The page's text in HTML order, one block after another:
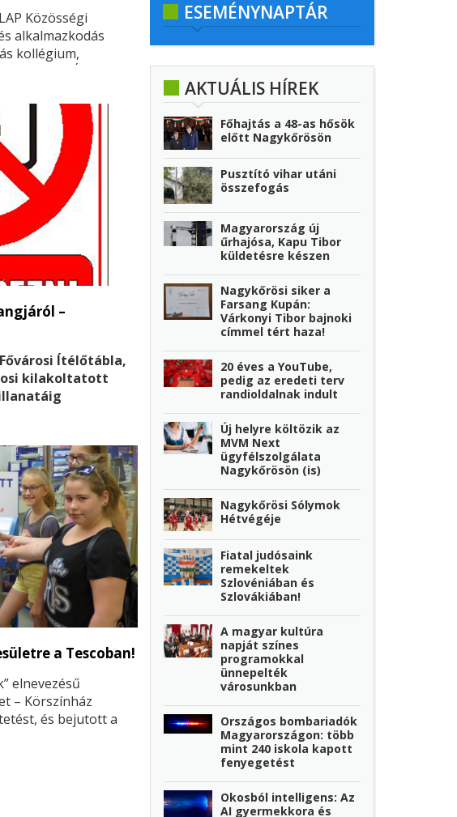
Közösségi
alkalmazkodás
kollégium,
egyszerűsített
NEA-20-EG
–
Ítélőtábla,
kilakoltatott
Eszter az
is, aki mindezt
szerk.)
a Tescoban!
elnevezésű
– Körszínház
és bejutott a
ESEMÉNYNAPTÁR
AKTUÁLIS HÍREK
Főhajtás a 48-as hősök
előtt Nagykőrösön
Pusztító vihar utáni
összefogás
Magyarország új
űrhajósa, Kapu Tibor
küldetésre készen
Nagykőrösi siker a
Farsang Kupán:
Várkonyi Tibor bajnoki
címmel tért haza!
20 éves a YouTube,
pedig az eredeti terv
randioldalnak indult
Új helyre költözik az
MVM Next
ügyfélszolgálata
Nagykőrösön (is)
Nagykőrösi Sólymok
Hétvégéje
Fiatal judósaink
remekeltek
Szlovéniában és
Szlovákiában!
A magyar kultúra
napját színes
programokkal
ünnepelték
városunkban
Országos bombariadók
Magyarországon: több
mint 240 iskola kapott
fenyegetést
Okosból intelligens: Az
AI gyermekkora és